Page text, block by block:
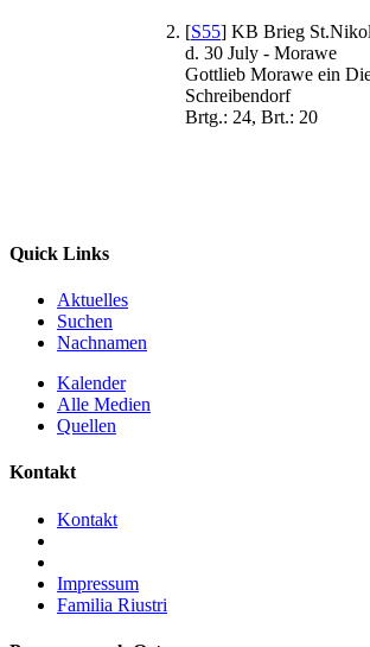
[S55] KB Brieg
d. 30 July - Morawe
Gottlieb Morawe ein
Schreibendorf
Brtg.: 24, Brt.: 20
Quick Links
Aktuelles
Suchen
Nachnamen
Kalender
Alle Medien
Quellen
Kontakt
Kontakt
Impressum
Familia Riustri